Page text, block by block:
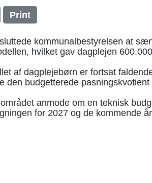
Print
kommunalbestyrelsen at
hvilket gav dagplejen
af dagplejebørn er fortsat
den budgetterede
anmode om en teknisk
for 2027 og de kommende